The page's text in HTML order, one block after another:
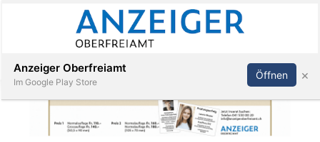
Abonnieren Anmelden
Anzeiger Oberfreiamt
Im Google Play Store
Öffnen ×